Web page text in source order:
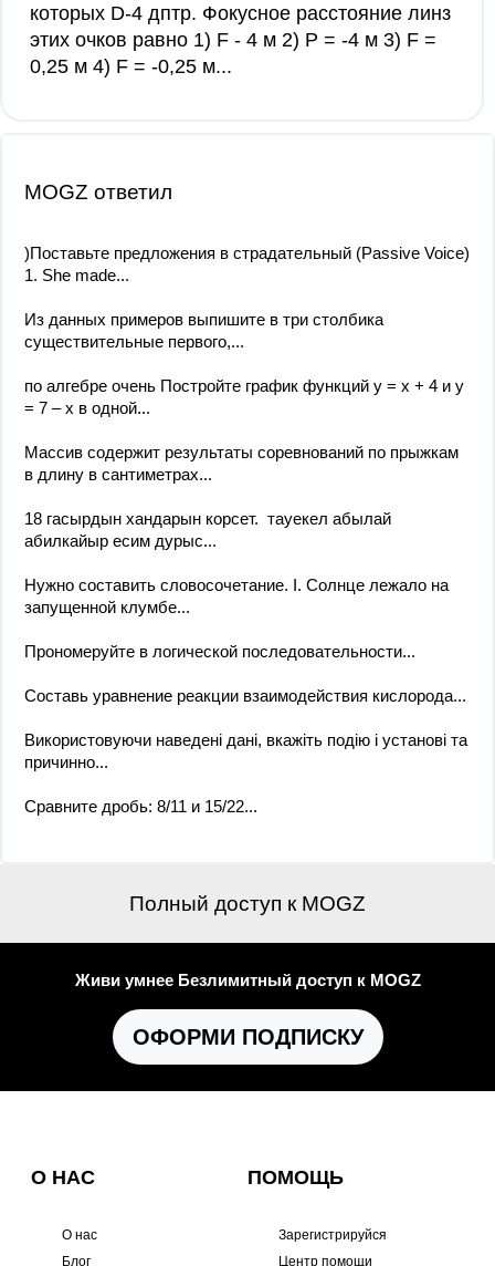
которых D-4 дптр. Фокусное расстояние линз
этих очков равно 1) F - 4 м 2) P = -4 м 3) F =
0,25 м 4) F = -0,25 м​...
MOGZ ответил
)Поставьте предложения в страдательный (Passive Voice)
1. She made...
Из данных примеров выпишите в три столбика
существительные первого,...
по алгебре очень Постройте график функций у = х + 4 и у
= 7 – х в одной...
Массив содержит результаты соревнований по прыжкам
в длину в сантиметрах...
18 гасырдын хандарын корсет. ​ тауекел абылай
абилкайыр есим дурыс...
Нужно составить словосочетание. I. Солнце лежало на
запущенной клумбе...
Прономеруйте в логической последовательности...
Составь уравнение реакции взаимодействия кислорода...
Використовуючи наведені дані, вкажіть подію і установі та
причинно...
Сравните дробь: 8/11 и 15/22​...
Полный доступ к MOGZ
Живи умнее Безлимитный доступ к MOGZ
ОФОРМИ ПОДПИСКУ
О НАС
О нас
Блог
ПОМОЩЬ
Зарегистрируйся
Центр помощи